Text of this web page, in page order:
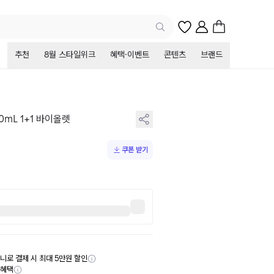
추천 8월 스타일위크 혜택·이벤트 콘텐츠 브랜드
1+1 바이올렛
쿠폰 받기
로 결제 시 최대 5만원 할인
택